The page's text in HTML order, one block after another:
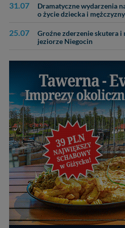
31.07
Dramatyczne wydarzenia
o życie dziecka i
25.07
Groźne zderzenie skutera
jeziorze Niegocin